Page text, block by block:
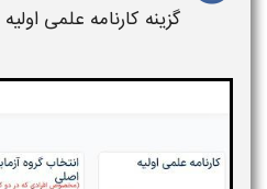
گزینه کارنامه علمی اولیه